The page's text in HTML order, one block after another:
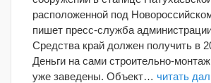
расположенной под
пишет пресс-служба
Средства край должен получить в
Деньги на сами строительно-
уже заведены. Объект… читать